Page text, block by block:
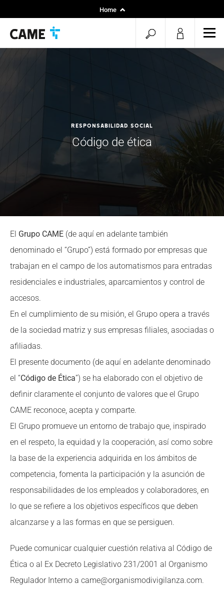
Home
open
search
RESPONSABILIDAD SOCIAL
Código de ética
El Grupo CAME (de aquí en adelante también
denominado el “Grupo”) está formado por empresas que
trabajan en el campo de los automatismos para entradas
residenciales e industriales, aparcamientos y control de
accesos.
En el cumplimiento de su misión, el Grupo opera a través
de la sociedad matriz y sus empresas filiales, asociadas o
afiliadas.
El presente documento (de aquí en adelante denominado
el “Código de Ética”) se ha elaborado con el objetivo de
definir claramente el conjunto de valores que el Grupo
CAME reconoce, acepta y comparte.
El Grupo promueve un entorno de trabajo que, inspirado
en el respeto, la equidad y la cooperación, así como sobre
la base de la experiencia adquirida en los ámbitos de
competencia, fomenta la participación y la asunción de
responsabilidades de los empleados y colaboradores, en
lo que se refiere a los objetivos específicos que deben
alcanzarse y a las formas en que se persiguen.
Puede comunicar cualquier cuestión relativa al Código de
Ética o al Ex Decreto Legislativo 231/2001 al Organismo
Regulador Interno a came@organismodivigilanza.com.